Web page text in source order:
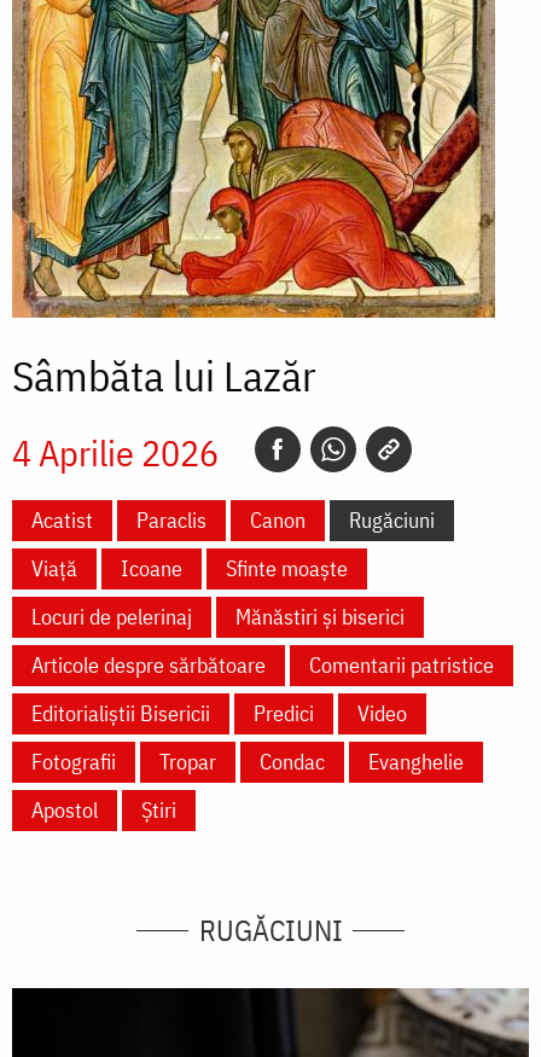
Sâmbăta lui Lazăr
4 Aprilie 2026
Acatist Paraclis Canon
Rugăciuni
Viață
Icoane
Sfinte moaște
Locuri de pelerinaj
Mănăstiri și biserici
Articole despre sărbătoare
Comentarii patristice
Editorialiștii Bisericii
Predici
Video
Fotografii
Tropar Condac
Evanghelie
Apostol
Știri
RUGĂCIUNI